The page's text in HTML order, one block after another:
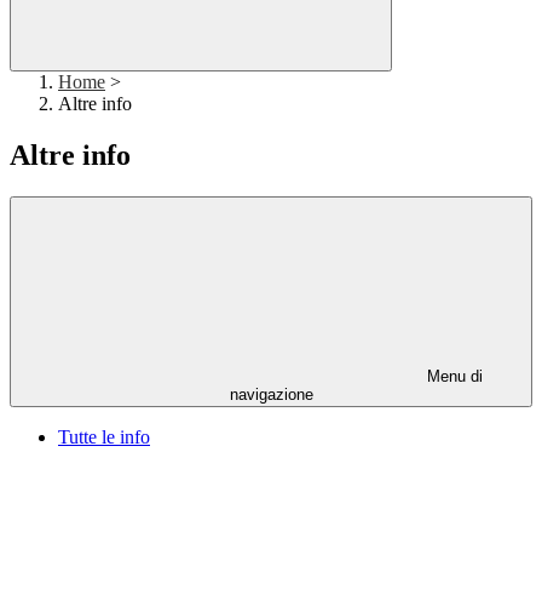
Home >
Altre info
Altre info
Menu di
navigazione
Tutte le info